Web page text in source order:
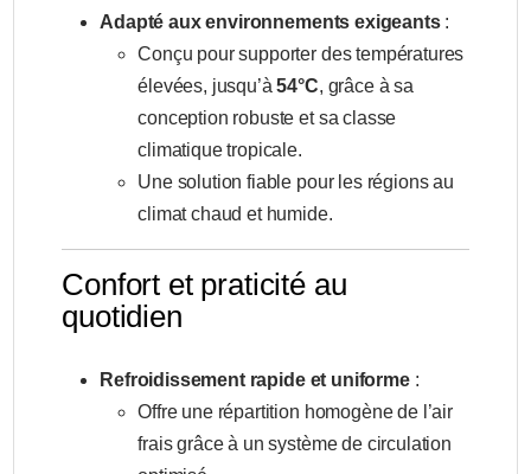
Adapté aux environnements exigeants:
Conçu pour supporter des températures
élevées, jusqu’à54°C, grâce à sa
conception robuste et sa classe
climatique tropicale.
Une solution fiable pour les régions au
climat chaud et humide.
Confort et praticité au
quotidien
Refroidissement rapide et uniforme:
Offre une répartition homogène de l’air
frais grâce à un système de circulation